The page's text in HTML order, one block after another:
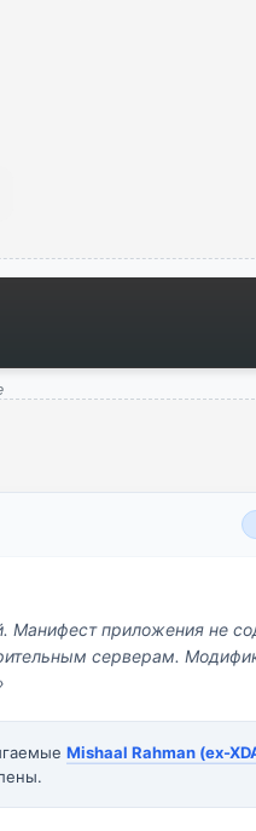
Манифест приложения не
серверам.
Mishaal Rahman (ex-